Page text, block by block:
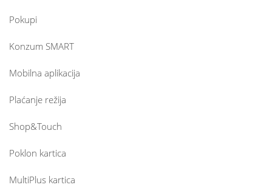
Pokupi
Konzum SMART
Mobilna aplikacija
Plaćanje režija
Shop&Touch
Poklon kartica
MultiPlus kartica